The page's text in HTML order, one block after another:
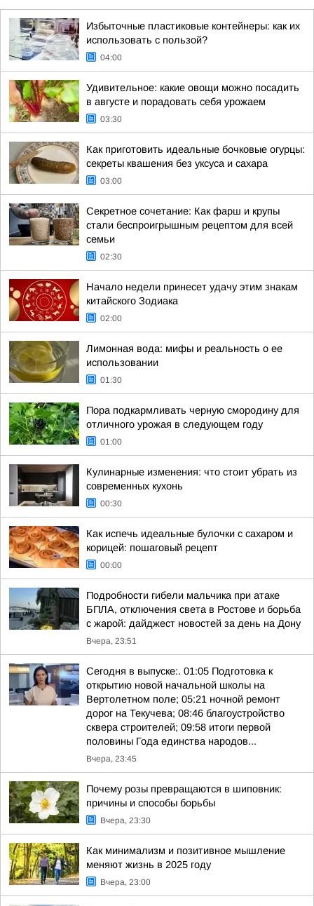
Избыточные пластиковые контейнеры: как их
использовать с пользой?
04:00
Удивительное: какие овощи можно посадить
в августе и порадовать себя урожаем
03:30
Как приготовить идеальные бочковые огурцы:
секреты квашения без уксуса и сахара
03:00
Секретное сочетание: Как фарш и крупы
стали беспроигрышным рецептом для всей
семьи
02:30
Начало недели принесет удачу этим знакам
китайского Зодиака
02:00
Лимонная вода: мифы и реальность о ее
использовании
01:30
Пора подкармливать черную смородину для
отличного урожая в следующем году
01:00
Кулинарные изменения: что стоит убрать из
современных кухонь
00:30
Как испечь идеальные булочки с сахаром и
корицей: пошаговый рецепт
00:00
Подробности гибели мальчика при атаке
БПЛА, отключения света в Ростове и борьба
с жарой: дайджест новостей за день на Дону
Вчера, 23:51
Сегодня в выпуске:. 01:05 Подготовка к
открытию новой начальной школы на
Вертолетном поле; 05:21 ночной ремонт
дорог на Текучева; 08:46 благоустройство
сквера строителей; 09:58 итоги первой
половины Года единства народов...
Вчера, 23:45
Почему розы превращаются в шиповник:
причины и способы борьбы
Вчера, 23:30
Как минимализм и позитивное мышление
меняют жизнь в 2025 году
Вчера, 23:00